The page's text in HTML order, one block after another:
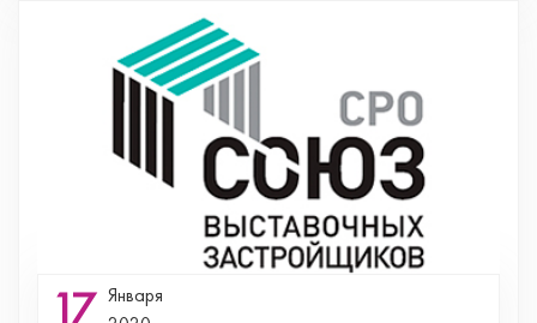
17 Января